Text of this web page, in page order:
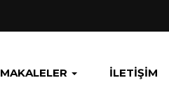
MAKALELER İLETIŞIM